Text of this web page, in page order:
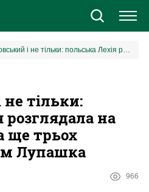
УПЛ
Шовковський і не тільки: польська Лехія розглядала на посаду тренера ще трьох українців, окрім Лупашка
тільки:
розглядала на
ще трьох
Лупашка
966